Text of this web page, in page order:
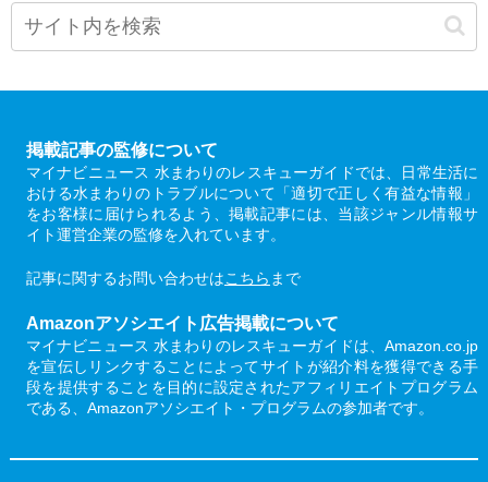
掲載記事の監修について
マイナビニュース 水まわりのレスキューガイドでは、日常生活に
おける水まわりのトラブルについて「適切で正しく有益な情報」
をお客様に届けられるよう、掲載記事には、当該ジャンル情報サ
イト運営企業の監修を入れています。
記事に関するお問い合わせはこちら まで
Amazonアソシエイト広告掲載について
マイナビニュース 水まわりのレスキューガイドは、Amazon.co.jp
を宣伝しリンクすることによってサイトが紹介料を獲得できる手
段を提供することを目的に設定されたアフィリエイトプログラム
である、Amazonアソシエイト・プログラムの参加者です。